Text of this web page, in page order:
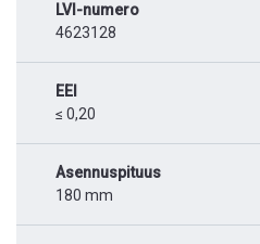
LVI-numero
4623128
EEI
≤ 0,20
Asennuspituus
180 mm